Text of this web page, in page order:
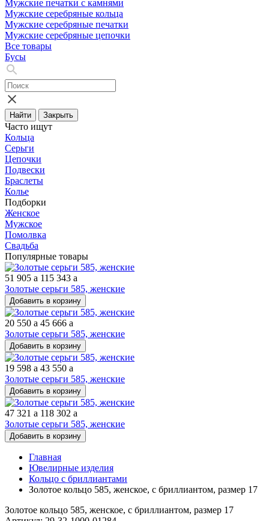
Мужские печатки с камнями
Мужские серебряные кольца
Мужские серебряные печатки
Мужские серебряные цепочки
Все товары
Бусы
Найти Закрыть
Часто ищут
Кольца
Серьги
Цепочки
Подвески
Браслеты
Колье
Подборки
Женское
Мужское
Помолвка
Свадьба
Популярные товары
51 905 a 115 343 a
Золотые серьги 585, женские
Добавить в корзину
20 550 a 45 666 a
Золотые серьги 585, женские
Добавить в корзину
19 598 a 43 550 a
Золотые серьги 585, женские
Добавить в корзину
47 321 a 118 302 a
Золотые серьги 585, женские
Добавить в корзину
Главная
Ювелирные изделия
Кольцо с бриллиантами
Золотое кольцо 585, женское, с бриллиантом, размер 17
Золотое кольцо 585, женское, с бриллиантом, размер 17